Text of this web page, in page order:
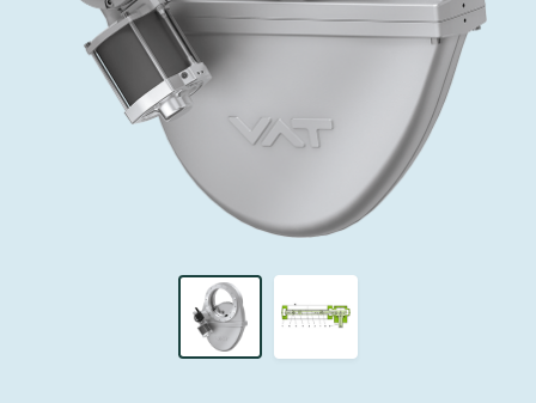
バキュームチェックバルブ
緊急遮断/ビームストッパーバルブ
真空オールメタルバルブ
真空トランスファーバルブ
真空トランスファードア
真空マルチバルブユニット